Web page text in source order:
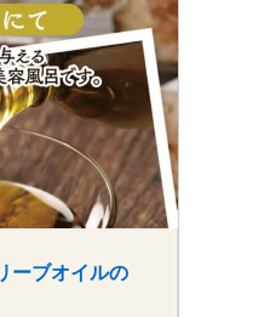
ーブオイルの